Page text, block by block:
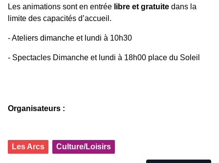
Les animations sont en entrée libre et gratuite dans la
limite des capacités d’accueil.
- Ateliers dimanche et lundi à 10h30
- Spectacles Dimanche et lundi à 18h00 place du Soleil
Organisateurs :
Les Arcs Culture/Loisirs